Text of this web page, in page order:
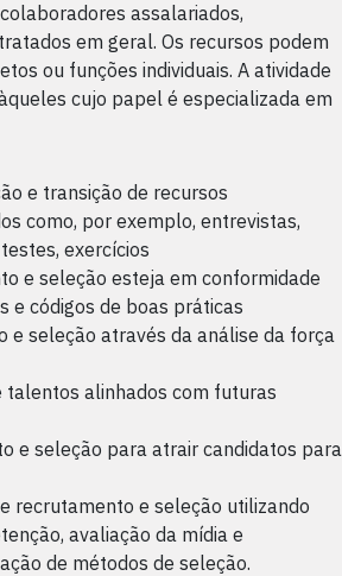
assalariados,
em geral. Os recursos podem
ou funções individuais. A atividade
cujo papel é especializada em
e transição de recursos
como, por exemplo, entrevistas,
exercícios
e seleção esteja em conformidade
e códigos de boas práticas
e seleção através da análise da força
talentos alinhados com futuras
e seleção para atrair candidatos para
recrutamento e seleção utilizando
avaliação da mídia e
de métodos de seleção.